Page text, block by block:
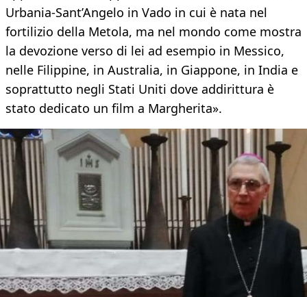
Urbania-Sant’Angelo in Vado in cui è nata nel
fortilizio della Metola, ma nel mondo come mostra
la devozione verso di lei ad esempio in Messico,
nelle Filippine, in Australia, in Giappone, in India e
soprattutto negli Stati Uniti dove addirittura è
stato dedicato un film a Margherita».